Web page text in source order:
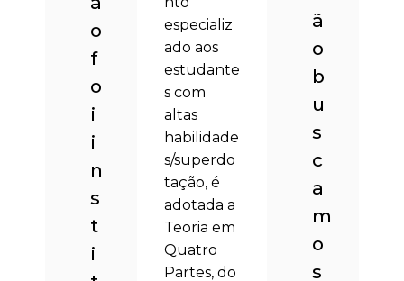
o
f
o
i
i
n
s
t
i
ã
o
b
u
s
c
a
m
o
s
especializ
ado aos
estudante
s com
altas
habilidade
s/superdo
tação, é
adotada a
Teoria em
Quatro
Partes, do